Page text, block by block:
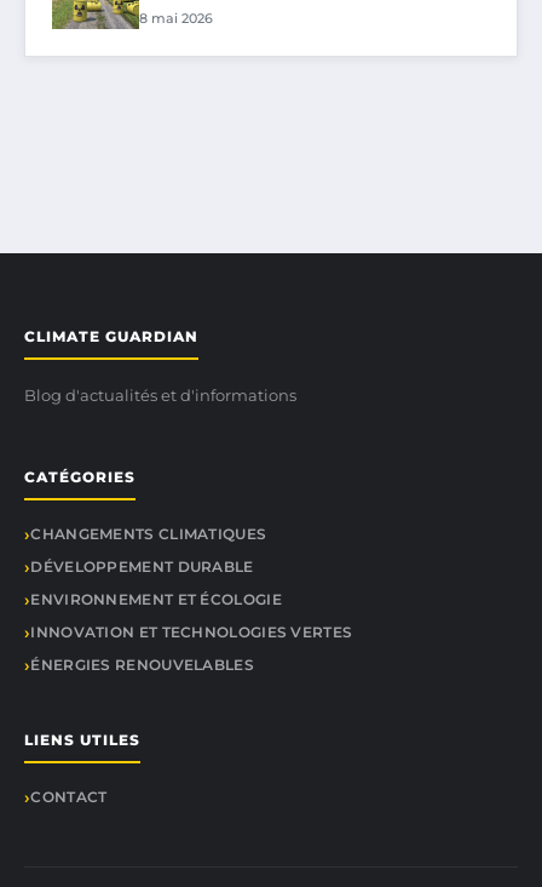
8 mai 2026
CLIMATE GUARDIAN
Blog d'actualités et d'informations
CATÉGORIES
CHANGEMENTS CLIMATIQUES
DÉVELOPPEMENT DURABLE
ENVIRONNEMENT ET ÉCOLOGIE
INNOVATION ET TECHNOLOGIES VERTES
ÉNERGIES RENOUVELABLES
LIENS UTILES
CONTACT